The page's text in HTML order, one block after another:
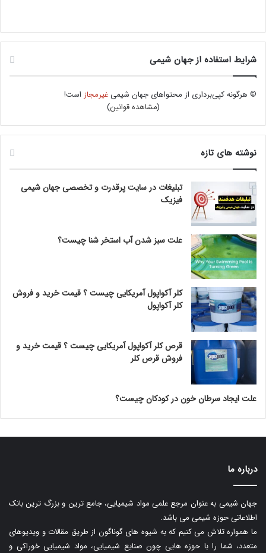
شرایط استفاده از جهان شیمی
© هرگونه کپی‌برداری از محتواهای جهان شیمیغیرمجاز است!
(مشاهده قوانین)
نوشته های تازه
تبلیغات در سایت پرقدرت و تخصصی جهان شیمی
فیزیک
علت سبز شدن آب استخر شنا چیست؟
کلر آکواپول آمریکایی چیست ؟ قیمت خرید و فروش
کلر آکواپول
قرص کلر آکواپول آمریکایی چیست ؟ قیمت خرید و
فروش قرص کلر
علت ایجاد سرطان خون در کودکان چیست؟
درباره ما
جهان شیمی به عنوان مرجع علمی مواد شیمیایی، جامع ترین و بزرگ ترین بانک
اطلاعاتی حوزه شیمی می باشد.
ما همواره تلاش می کنیم که به شیوه های گوناگون از طریق مقالات و ویدیوهای
متعدد، شما را با حوزه هایی چون صنایع شیمیایی، مواد شیمیایی خوراکی و